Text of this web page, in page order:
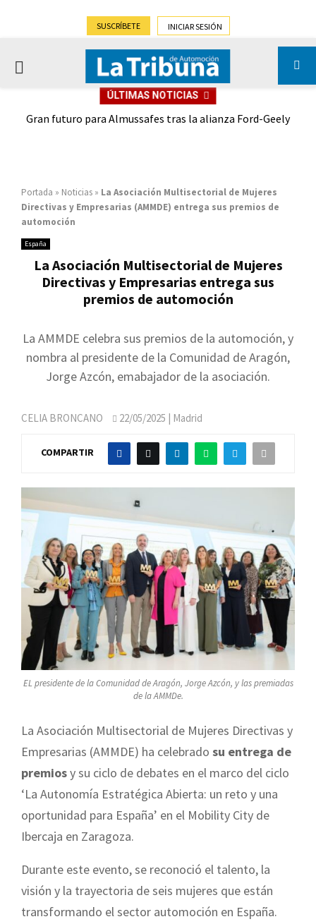
SUSCRÍBETE INICIAR SESIÓN
PRIMARY
ÚLTIMAS NOTICIAS
Gran futuro para Almussafes tras la alianza Ford-Geely
Portada » Noticias » La Asociación Multisectorial de Mujeres
Directivas y Empresarias (AMMDE) entrega sus premios de
automoción
España
La Asociación Multisectorial de Mujeres
Directivas y Empresarias entrega sus
premios de automoción
La AMMDE celebra sus premios de la automoción, y
nombra al presidente de la Comunidad de Aragón,
Jorge Azcón, emabajador de la asociación.
CELIA BRONCANO 22/05/2025 | Madrid
COMPARTIR
EL presidente de la Comunidad de Aragón, Jorge Azcón, y las premiadas
de la AMMDe.
La Asociación Multisectorial de Mujeres Directivas y
Empresarias (AMMDE) ha celebrado su entrega de
premiosy su ciclo de debates en el marco del ciclo
‘La Autonomía Estratégica Abierta: un reto y una
oportunidad para España’ en el Mobility City de
Ibercaja en Zaragoza.
Durante este evento, se reconoció el talento, la
visión y la trayectoria de seis mujeres que están
transformando el sector automoción en España.